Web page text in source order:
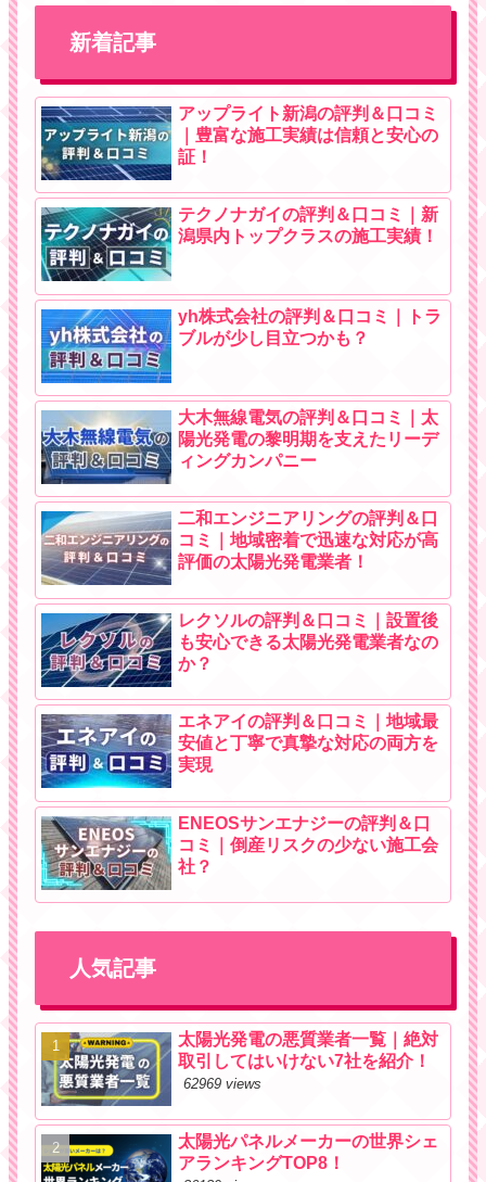
新着記事
アップライト新潟の評判＆口コミ
｜豊富な施工実績は信頼と安心の
証！
テクノナガイの評判＆口コミ｜新
潟県内トップクラスの施工実績！
yh株式会社の評判＆口コミ｜トラ
ブルが少し目立つかも？
大木無線電気の評判＆口コミ｜太
陽光発電の黎明期を支えたリーデ
ィングカンパニー
二和エンジニアリングの評判＆口
コミ｜地域密着で迅速な対応が高
評価の太陽光発電業者！
レクソルの評判＆口コミ｜設置後
も安心できる太陽光発電業者なの
か？
エネアイの評判＆口コミ｜地域最
安値と丁寧で真摯な対応の両方を
実現
ENEOSサンエナジーの評判＆口
コミ｜倒産リスクの少ない施工会
社？
人気記事
太陽光発電の悪質業者一覧｜絶対
取引してはいけない7社を紹介！
62969 views
太陽光パネルメーカーの世界シェ
アランキングTOP8！